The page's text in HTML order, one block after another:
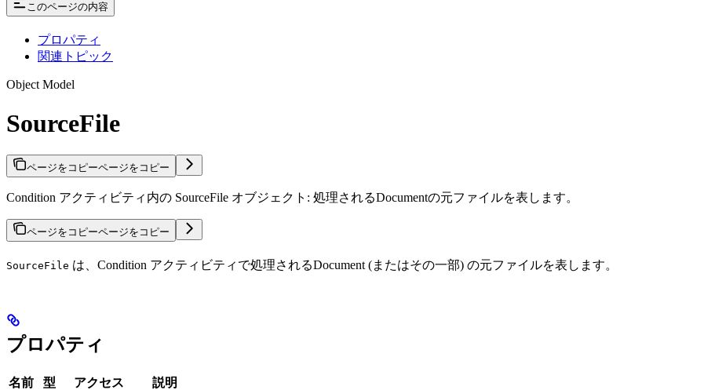
このページの内容
プロパティ
関連トピック
Object Model
SourceFile
ページをコピーページをコピー
Condition アクティビティ内の SourceFile オブジェクト: 処理されるDocumentの元ファイルを表します。
ページをコピーページをコピー
SourceFile は、Condition アクティビティで処理されるDocument (またはその一部) の元ファイルを表します。
プロパティ
名前 型 アクセス
説明